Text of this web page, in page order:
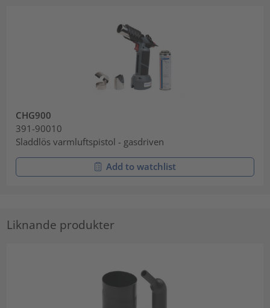
CHG900
391-90010
Sladdlös varmluftspistol - gasdriven
Add to watchlist
Liknande produkter